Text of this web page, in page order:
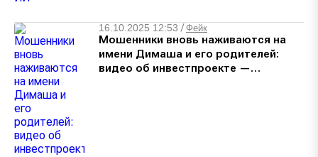
16.10.2025 12:53 /Фейк
Мошенники вновь наживаются на
имени Димаша и его родителей:
видео об инвестпроекте —